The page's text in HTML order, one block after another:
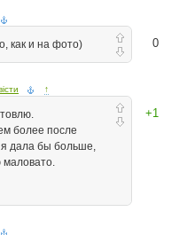
0
как и на фото)
↑
+1
более после
я дала бы больше,
маловато.